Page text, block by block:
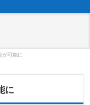
が可能に
に